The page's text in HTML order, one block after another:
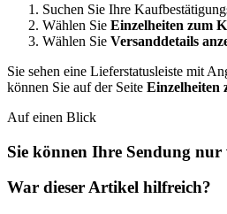
Suchen Sie Ihre
Wählen Sie Einzelheiten zum
Wählen Sie Versanddetails
Sie sehen eine Lieferstatusleiste mit
können Sie auf der Seite Einzelheiten
Auf einen Blick
Sie können Ihre Sendung
War dieser Artikel hilfreich?